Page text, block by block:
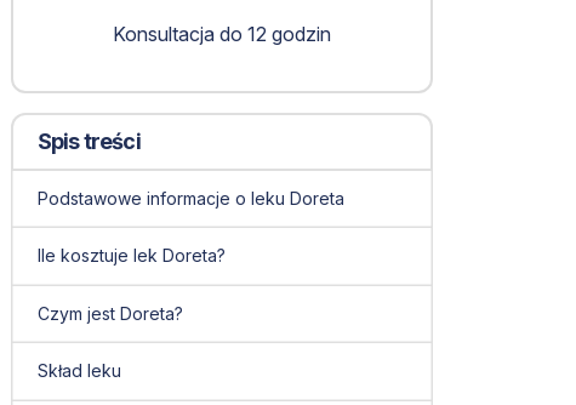
Konsultacja do 12 godzin
Spis treści
Podstawowe informacje o leku Doreta
Ile kosztuje lek Doreta?
Czym jest Doreta?
Skład leku